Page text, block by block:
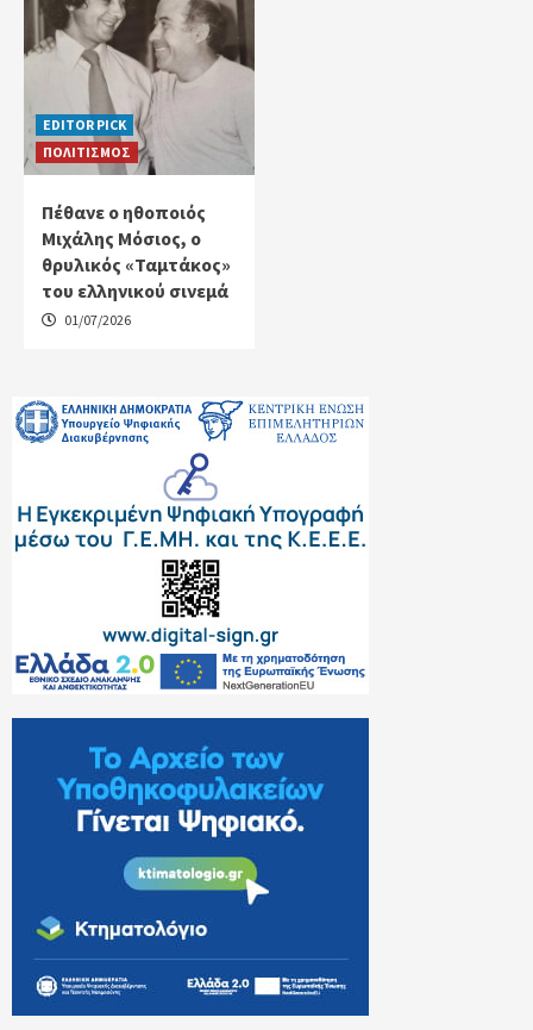
EDITOR PICK
ΠΟΛΙΤΙΣΜΟΣ
Πέθανε ο ηθοποιός
Μιχάλης Μόσιος, ο
θρυλικός «Ταμτάκος»
του ελληνικού σινεμά
01/07/2026